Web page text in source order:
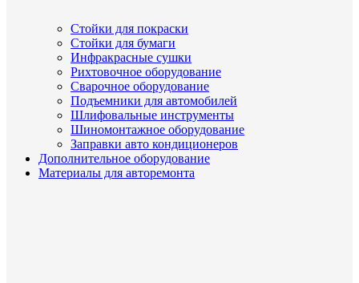
Стойки для покраски
Стойки для бумаги
Инфракрасные сушки
Рихтовочное оборудование
Сварочное оборудование
Подъемники для автомобилей
Шлифовальные инструменты
Шиномонтажное оборудование
Заправки авто кондиционеров
Дополнительное оборудование
Материалы для авторемонта